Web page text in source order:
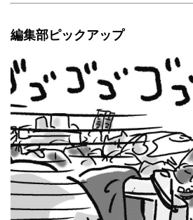
編集部ピックアップ